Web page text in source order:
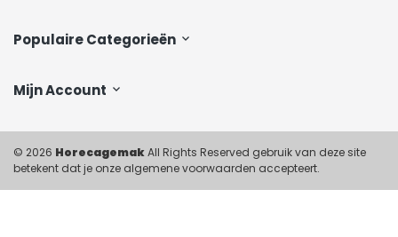
Populaire Categorieën
Mijn Account
© 2026 HorecagemakAll Rights Reserved gebruik van deze site
betekent dat je onze algemene voorwaarden accepteert.